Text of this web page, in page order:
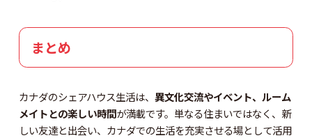
まとめ
カナダのシェアハウス生活は、 異文化交流やイベント、ルーム
メイトとの楽しい時間が満載です。単なる住まいではなく、新
しい友達と出会い、カナダでの生活を充実させる場として活用